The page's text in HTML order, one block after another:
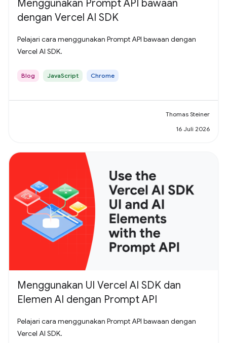
Menggunakan Prompt API bawaan
dengan Vercel AI SDK
Pelajari cara menggunakan Prompt API bawaan dengan
Vercel AI SDK.
Blog JavaScript Chrome
Thomas Steiner
16 Juli 2026
Menggunakan UI Vercel AI SDK dan
Elemen AI dengan Prompt API
Pelajari cara menggunakan Prompt API bawaan dengan
Vercel AI SDK.